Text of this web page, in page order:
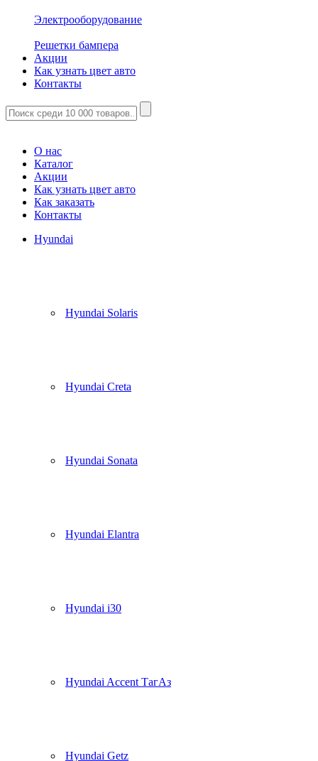
Электрооборудование
Решетки бампера
Акции
Как узнать цвет авто
Контакты
О нас
Каталог
Акции
Как узнать цвет авто
Как заказать
Контакты
Hyundai
Hyundai Solaris
Hyundai Creta
Hyundai Sonata
Hyundai Elantra
Hyundai i30
Hyundai Accent ТагАз
Hyundai Getz